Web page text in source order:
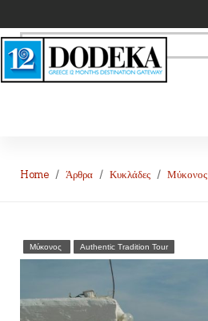
Home Άρθρα Κυκλάδες Μύκονος
Μύκονος Authentic Tradition Tour